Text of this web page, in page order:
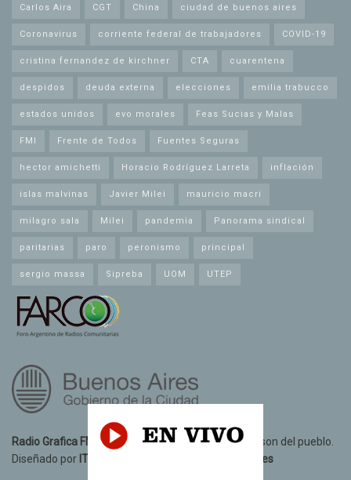
Carlos Aira CGT China ciudad de buenos aires
Coronavirus corriente federal de trabajadores COVID-19
cristina fernandez de kirchner CTA cuarentena
despidos deuda externa elecciones emilia trabucco
estados unidos evo morales Feas Sucias y Malas
FMI Frente de Todos Fuentes Seguras
hector amichetti Horacio Rodríguez Larreta inflación
islas malvinas Javier Milei mauricio macri
milagro sala Milei pandemia Panorama sindical
paritarias paro peronismo principal
sergio massa Sipreba UOM UTEP
Radio Grafica FM 89.3© 2021. Todos los derechos son del pueblo.
Diseñado por IT10 Informatica y Telecomunicaciones